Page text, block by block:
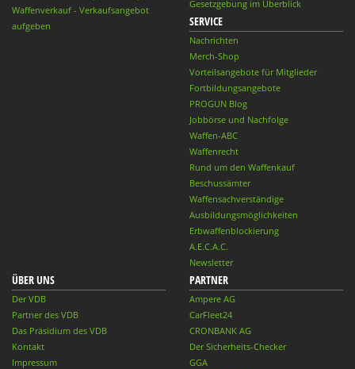
Waffenverkauf - Verkaufsangebot
aufgeben
Gesetzgebung im Überblick
SERVICE
Nachrichten
Merch-Shop
Vorteilsangebote für Mitglieder
Fortbildungsangebote
PROGUN Blog
Jobbörse und Nachfolge
Waffen-ABC
Waffenrecht
Rund um den Waffenkauf
Beschussämter
Waffensachverständige
Ausbildungsmöglichkeiten
Erbwaffenblockierung
A.E.C.A.C.
Newsletter
ÜBER UNS
Der VDB
Partner des VDB
Das Präsidium des VDB
Kontakt
Impressum
PARTNER
Ampere AG
CarFleet24
CRONBANK AG
Der Sicherheits-Checker
GGA